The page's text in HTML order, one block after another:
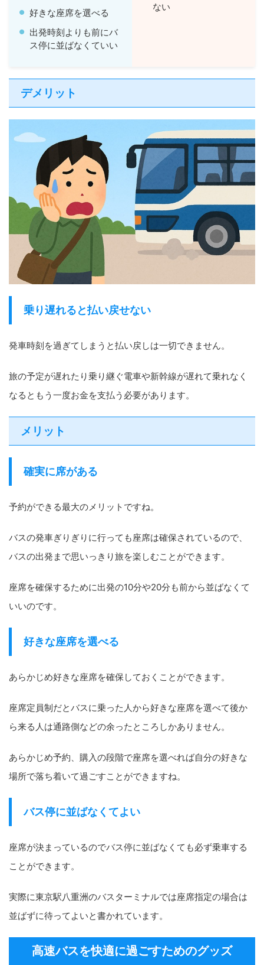
好きな座席を選べる
出発時刻よりも前にバ
ス停に並ばなくていい
ない
デメリット
乗り遅れると払い戻せない
発車時刻を過ぎてしまうと払い戻しは一切できません。
旅の予定が遅れたり乗り継ぐ電車や新幹線が遅れて乗れなく
なるともう一度お金を支払う必要があります。
メリット
確実に席がある
予約ができる最大のメリットですね。
バスの発車ぎりぎりに行っても座席は確保されているので、
バスの出発まで思いっきり旅を楽しむことができます。
座席を確保するために出発の10分や20分も前から並ばなくて
いいのです。
好きな座席を選べる
あらかじめ好きな座席を確保しておくことができます。
座席定員制だとバスに乗った人から好きな座席を選べて後か
ら来る人は通路側などの余ったところしかありません。
あらかじめ予約、購入の段階で座席を選べれば自分の好きな
場所で落ち着いて過ごすことができますね。
バス停に並ばなくてよい
座席が決まっているのでバス停に並ばなくても必ず乗車する
ことができます。
実際に東京駅八重洲のバスターミナルでは座席指定の場合は
並ばずに待ってよいと書かれています。
高速バスを快適に過ごすためのグッズ